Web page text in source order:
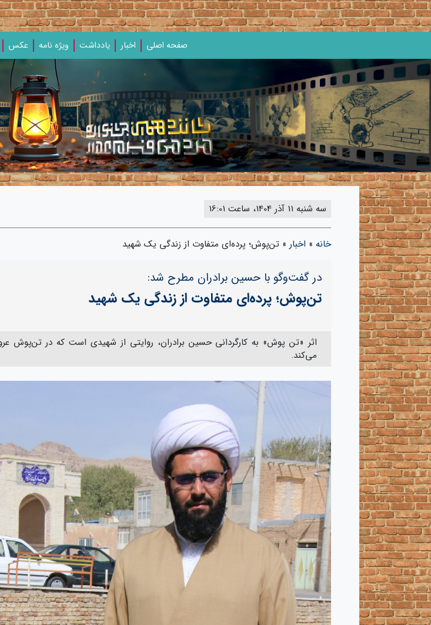
صفحه اصلی اخبار یادداشت‌ ویژه‌ نامه‌ عکس
سه شنبه 11 آذر 1404، ساعت 16:01
خانه » اخبار » تن‌پوش؛ پرده‌ای متفاوت از زندگی یک شهید
در گفت‌و‌گو با حسین برادران مطرح شد:
تن‌پوش؛ پرده‌ای متفاوت از زندگی یک شهید
اثر «تن پوش» به کارگردانی حسین برادران، روایتی از شهیدی است که در تن‌پوش
می‌کند.